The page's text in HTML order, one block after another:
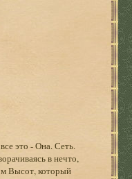
это - Она. Сеть.
в нечто,
Высот, который